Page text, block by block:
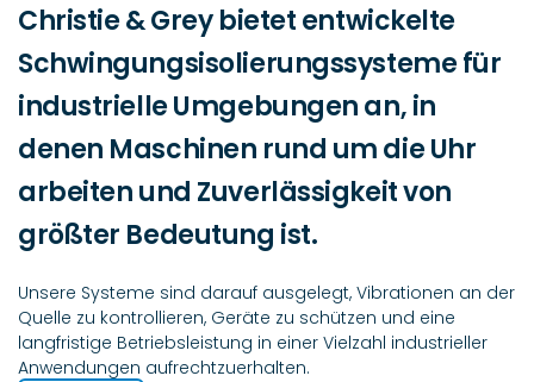
Christie & Grey bietet entwickelte
Schwingungsisolierungssysteme für
industrielle Umgebungen an, in
denen Maschinen rund um die Uhr
arbeiten und Zuverlässigkeit von
größter Bedeutung ist.
Unsere Systeme sind darauf ausgelegt, Vibrationen an der
Quelle zu kontrollieren, Geräte zu schützen und eine
langfristige Betriebsleistung in einer Vielzahl industrieller
Anwendungen aufrechtzuerhalten.